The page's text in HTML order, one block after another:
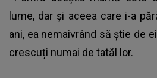
lume, dar și aceea care i-a
ani, ea nemaivrând să știe de
crescuți numai de tatăl lor.